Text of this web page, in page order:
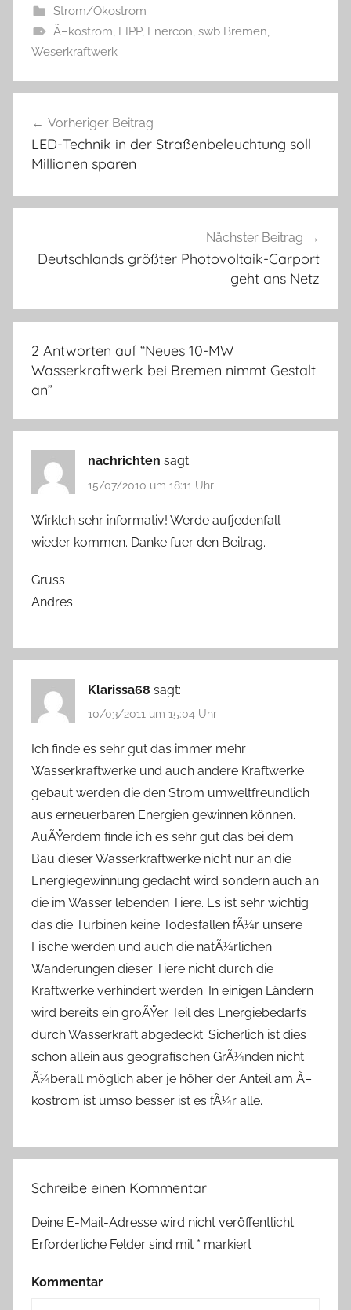
Strom/Ökostrom
Ã–kostrom, EIPP, Enercon, swb Bremen,
Weserkraftwerk
Vorheriger Beitrag
LED-Technik in der Straßenbeleuchtung soll
Millionen sparen
Nächster Beitrag
Deutschlands größter Photovoltaik-Carport
geht ans Netz
2 Antworten auf “Neues 10-MW
Wasserkraftwerk bei Bremen nimmt Gestalt
an”
nachrichten sagt:
15/07/2010 um 18:11 Uhr
Wirklch sehr informativ! Werde aufjedenfall
wieder kommen. Danke fuer den Beitrag.
Gruss
Andres
Klarissa68 sagt:
10/03/2011 um 15:04 Uhr
Ich finde es sehr gut das immer mehr
Wasserkraftwerke und auch andere Kraftwerke
gebaut werden die den Strom umweltfreundlich
aus erneuerbaren Energien gewinnen können.
AuÃŸerdem finde ich es sehr gut das bei dem
Bau dieser Wasserkraftwerke nicht nur an die
Energiegewinnung gedacht wird sondern auch an
die im Wasser lebenden Tiere. Es ist sehr wichtig
das die Turbinen keine Todesfallen fÃ¼r unsere
Fische werden und auch die natÃ¼rlichen
Wanderungen dieser Tiere nicht durch die
Kraftwerke verhindert werden. In einigen Ländern
wird bereits ein groÃŸer Teil des Energiebedarfs
durch Wasserkraft abgedeckt. Sicherlich ist dies
schon allein aus geografischen GrÃ¼nden nicht
Ã¼berall möglich aber je höher der Anteil am Ã–
kostrom ist umso besser ist es fÃ¼r alle.
Schreibe einen Kommentar
Deine E-Mail-Adresse wird nicht veröffentlicht.
Erforderliche Felder sind mit * markiert
Kommentar